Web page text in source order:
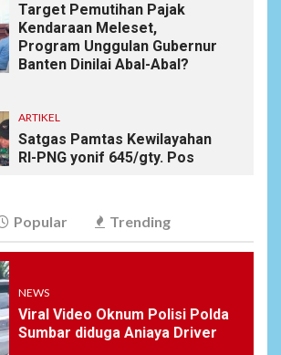
Target Pemutihan Pajak
Kendaraan Meleset,
Program Unggulan Gubernur
Banten Dinilai Abal-Abal?
ARTIKEL
Satgas Pamtas Kewilayahan
RI-PNG yonif 645/gty. Pos
SD Negeri Gunung Susu
Soal Dugaan Tenaga Ahli
Fiktif, KPK Diminta
Tongkrongi Pemprov
Banten
Popular Trending
NEWS
Viral Video Oknum Polisi Polda
Sumbar diduga Aniaya Driver